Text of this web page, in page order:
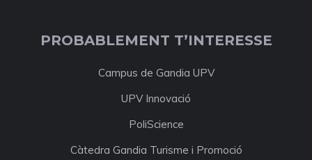
PROBABLEMENT T’INTERESSE
Campus de Gandia UPV
UPV Innovació
PoliScience
Càtedra Gandia Turisme i Promoció